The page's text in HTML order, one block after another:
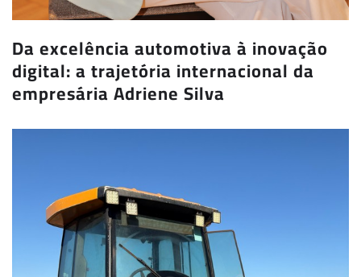
Da excelência automotiva à inovação
digital: a trajetória internacional da
empresária Adriene Silva